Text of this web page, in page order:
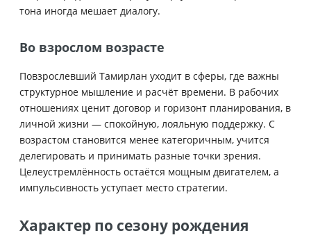
тона иногда мешает диалогу.
Во взрослом возрасте
Повзрослевший Тамирлан уходит в сферы, где важны
структурное мышление и расчёт времени. В рабочих
отношениях ценит договор и горизонт планирования, в
личной жизни — спокойную, лояльную поддержку. С
возрастом становитcя менее категоричным, учится
делегировать и принимать разные точки зрения.
Целеустремлённость остаётся мощным двигателем, а
импульсивность уступает место стратегии.
Характер по сезону рождения